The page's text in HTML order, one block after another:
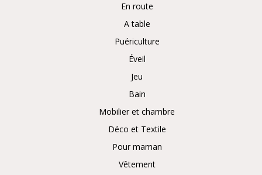
En route
A table
Puériculture
Éveil
Jeu
Bain
Mobilier et chambre
Déco et Textile
Pour maman
Vêtement